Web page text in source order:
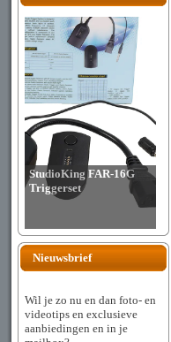
StudioKing FAR-16G
Triggerset
Nieuwsbrief
Wil je zo nu en dan foto- en
videotips en exclusieve
aanbiedingen en in je